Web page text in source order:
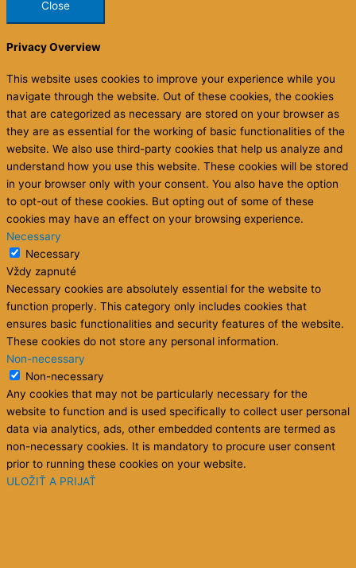
Close
Privacy Overview
This website uses cookies to improve your experience while you
navigate through the website. Out of these cookies, the cookies
that are categorized as necessary are stored on your browser as
they are as essential for the working of basic functionalities of the
website. We also use third-party cookies that help us analyze and
understand how you use this website. These cookies will be stored
in your browser only with your consent. You also have the option
to opt-out of these cookies. But opting out of some of these
cookies may have an effect on your browsing experience.
Necessary
Necessary
Vždy zapnuté
Necessary cookies are absolutely essential for the website to
function properly. This category only includes cookies that
ensures basic functionalities and security features of the website.
These cookies do not store any personal information.
Non-necessary
Non-necessary
Any cookies that may not be particularly necessary for the
website to function and is used specifically to collect user personal
data via analytics, ads, other embedded contents are termed as
non-necessary cookies. It is mandatory to procure user consent
prior to running these cookies on your website.
ULOŽIŤ A PRIJAŤ